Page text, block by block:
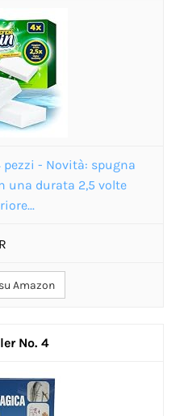
pezzi - Novità: spugna
una durata 2,5 volte
Amazon
4